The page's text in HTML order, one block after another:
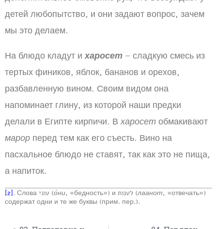
детей любопытство, и они задают вопрос, зачем
мы это делаем.
На блюдо кладут ихаросет – сладкую смесь из
тертых фиников, яблок, бананов и орехов,
разбавленную вином. Своим видом она
напоминает глину, из которой наши предки
делали в Египте кирпичи. Вхаросет обмакивают
марор перед тем как его съесть. Вино на
пасхальное блюдо не ставят, так как это не пища,
а напиток.
[2] . Слова עוני (о́ни , «бедность») и לענות (лаанот, «отвечать»)
содержат одни и те же буквы (прим. пер.).